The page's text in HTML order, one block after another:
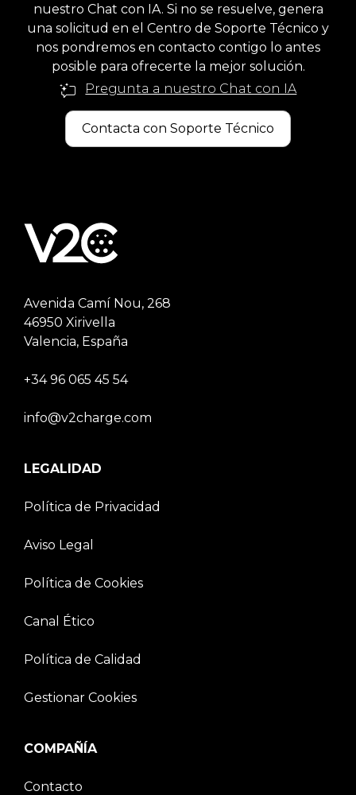
nuestro Chat con IA. Si no se resuelve, genera
una solicitud en el Centro de Soporte Técnico y
nos pondremos en contacto contigo lo antes
posible para ofrecerte la mejor solución.
Pregunta a nuestro Chat con IA
Contacta con Soporte Técnico
Avenida Camí Nou, 268
46950 Xirivella
Valencia, España
+34 96 065 45 54
info@v2charge.com
LEGALIDAD
Política de Privacidad
Aviso Legal
Política de Cookies
Canal Ético
Política de Calidad
Gestionar Cookies
COMPAÑÍA
Contacto